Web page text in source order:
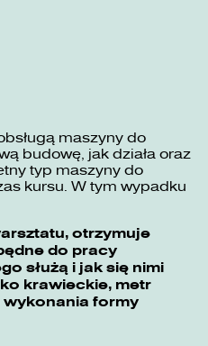
maszyny do
budowę, jak działa oraz
typ maszyny do
kursu. W tym wypadku
otrzymuje
do pracy
służą i jak się nimi
krawieckie, metr
wykonania formy